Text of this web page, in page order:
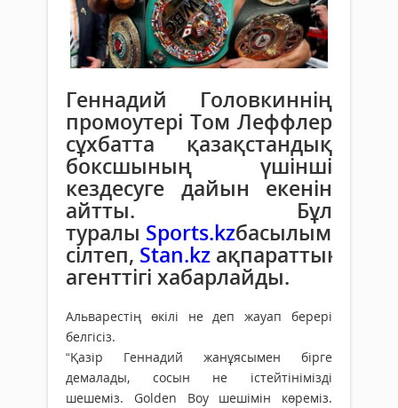
Геннадий Головкиннің
промоутері Том Леффлер
сұхбатта қазақстандық
боксшының үшінші
кездесуге дайын екенін
айтты. Бұл
туралы Sports.kzбасылымына
сілтеп, Stan.kz ақпараттық
агенттігі хабарлайды.
Альварестің өкілі не деп жауап берері
белгісіз.
“Қазір Геннадий жанұясымен бірге
демалады, сосын не істейтінімізді
шешеміз. Golden Boy шешімін көреміз.